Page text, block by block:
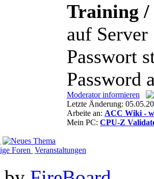
Training /
auf Server
Passwort
Password
Moderator informieren
Letzte Änderung:
Arbeite an: ACC Wiki -
Mein PC: CPU-Z
Foren Veranstaltungen